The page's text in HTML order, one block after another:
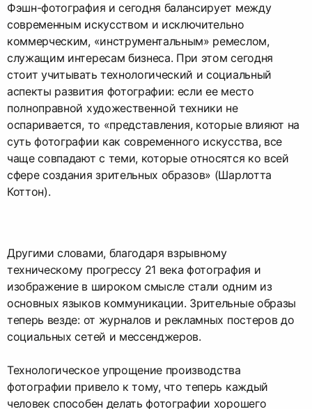
Фэшн-фотография и сегодня балансирует между
современным искусством и исключительно
коммерческим, «инструментальным» ремеслом,
служащим интересам бизнеса. При этом сегодня
стоит учитывать технологический и социальный
аспекты развития фотографии: если ее место
полноправной художественной техники не
оспаривается, то «представления, которые влияют на
суть фотографии как современного искусства, все
чаще совпадают с теми, которые относятся ко всей
сфере создания зрительных образов» (Шарлотта
Коттон).
Другими словами, благодаря взрывному
техническому прогрессу 21 века фотография и
изображение в широком смысле стали одним из
основных языков коммуникации. Зрительные образы
теперь везде: от журналов и рекламных постеров до
социальных сетей и мессенджеров.
Технологическое упрощение производства
фотографии привело к тому, что теперь каждый
человек способен делать фотографии хорошего